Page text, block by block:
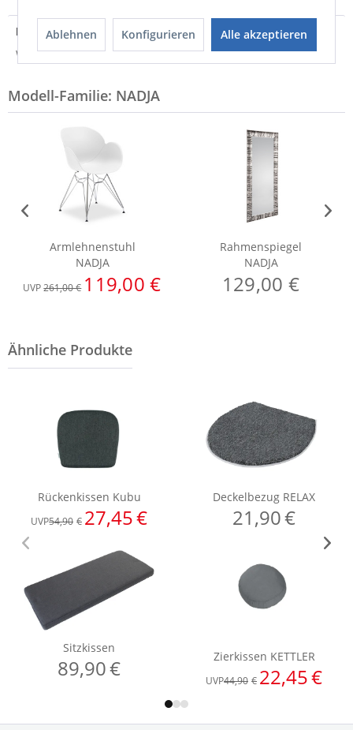
Hersteller
Weitere Informationen zum Hersteller...
Modell-Familie: NADJA
Armlehnenstuhl
NADJA
UVP261,00 € 119,00 €
Rahmenspiegel
NADJA
129,00 €
Ablehnen Konfigurieren Alle akzeptieren